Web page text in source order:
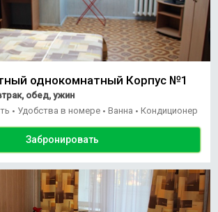
однокомнатный Корпус №1
обед, ужин
• Удобства в номере • Ванна • Кондиционер
Забронировать